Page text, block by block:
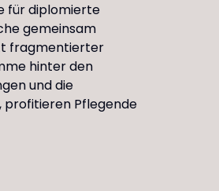
für diplomierte
gemeinsam
fragmentierter
hinter den
und die
profitieren Pflegende